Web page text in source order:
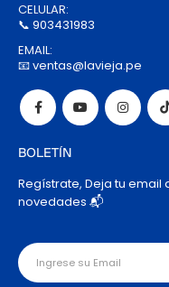
CELULAR:
📞 903431983
EMAIL:
📧 ventas@lavieja.pe
BOLETÍN
Regístrate, Deja tu email
novedades 📬